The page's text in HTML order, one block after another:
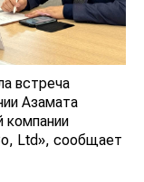
встреча
Азамата
компании
Ltd», сообщает